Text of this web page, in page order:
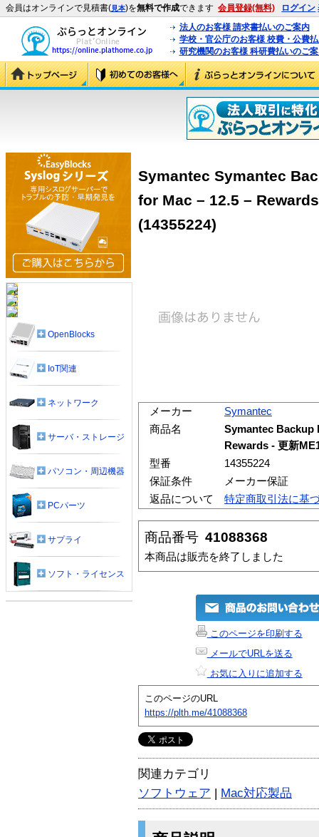
会員はオンラインで見積書(見本)を無料で作成できます 会員登録(無料) ログイン
法人のお客様 請求書払いのご案内
学校・官公庁のお客様 校費・公費
研究機関のお客様 科研費払いのご
Symantec Symantec
for Mac – 12.5 –
(14355224)
メーカー
Symantec
商品名
Symantec Backup
Rewards - 更新
型番
14355224
保証条件
メーカー保証
返品について
特定商取引法に基
商品番号 41088368
本商品は販売を終了しました
このページを印刷する
メールでURLを送る
お気に入りに追加する
このページのURL
https://plth.me/41088368
関連カテゴリ
ソフトウェア | Mac対応製品
OpenBlocks
IoT関連
ネットワーク
サーバ・ストレージ
パソコン・周辺機器
PCパーツ
サプライ
ソフト・ライセンス